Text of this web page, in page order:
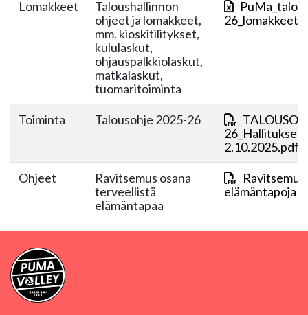
Lomakkeet
Taloushallinnon
ohjeet ja lomakkeet,
mm. kioskitilitykset,
kululaskut,
ohjauspalkkiolaskut,
matkalaskut,
tuomaritoiminta
Toiminta Talousohje 2025-26
26_Hallituksen
2.10.2025.pdf
Ohjeet
Ravitsemus osana
terveellistä
elämäntapaa
elämäntapoja